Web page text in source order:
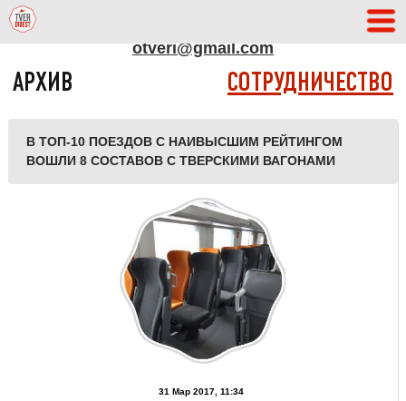
otveri@gmail.com
АРХИВ СОТРУДНИЧЕСТВО
В ТОП-10 ПОЕЗДОВ С НАИВЫСШИМ РЕЙТИНГОМ
ВОШЛИ 8 СОСТАВОВ С ТВЕРСКИМИ ВАГОНАМИ
31 Мар 2017, 11:34